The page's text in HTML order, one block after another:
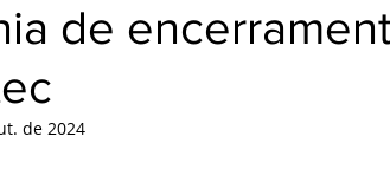
de
de 2024